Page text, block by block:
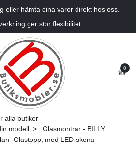
eller hämta dina varor direkt hos oss.
ger stor flexibilitet
0
alla butiker
modell
Glasmontrar - BILLY
-Glastopp, med LED-skena